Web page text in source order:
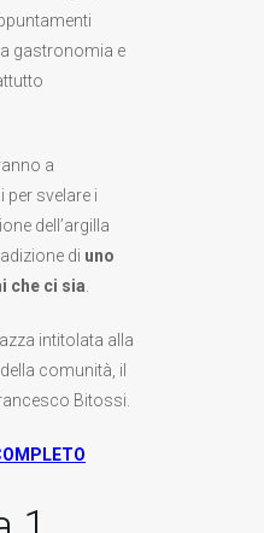
gastronomia e
a
svelare i
dell’argilla
di uno
che ci sia
intitolata alla
comunità, il
Bitossi.